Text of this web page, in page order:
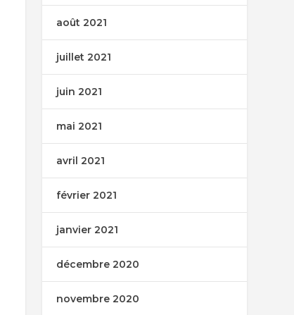
août 2021
juillet 2021
juin 2021
mai 2021
avril 2021
février 2021
janvier 2021
décembre 2020
novembre 2020